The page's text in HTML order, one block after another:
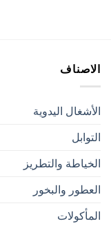
الاصناف
الأشغال اليدوية
التوابل
الخياطة والتطريز
العطور والبخور
المأكولات